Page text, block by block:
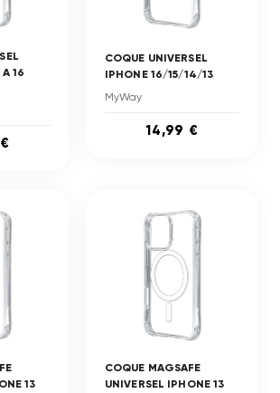
16
COQUE UNIVERSEL
IPHONE 16/15/14/13
MyWay
14,99 €
13
COQUE MAGSAFE
UNIVERSEL IPHONE 13